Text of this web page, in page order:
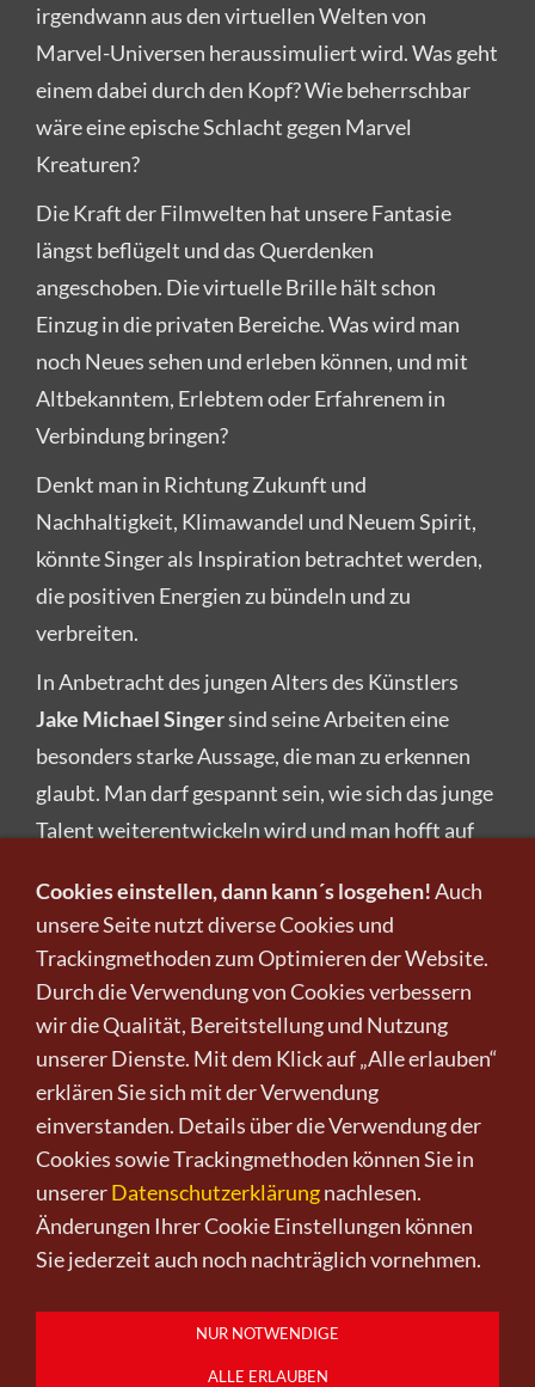
irgendwann aus den virtuellen Welten von
Marvel-Universen heraussimuliert wird. Was geht
einem dabei durch den Kopf? Wie beherrschbar
wäre eine epische Schlacht gegen Marvel
Kreaturen?
Die Kraft der Filmwelten hat unsere Fantasie
längst beflügelt und das Querdenken
angeschoben. Die virtuelle Brille hält schon
Einzug in die privaten Bereiche. Was wird man
noch Neues sehen und erleben können, und mit
Altbekanntem, Erlebtem oder Erfahrenem in
Verbindung bringen?
Denkt man in Richtung Zukunft und
Nachhaltigkeit, Klimawandel und Neuem Spirit,
könnte Singer als Inspiration betrachtet werden,
die positiven Energien zu bündeln und zu
verbreiten.
In Anbetracht des jungen Alters des Künstlers
Jake Michael Singersind seine Arbeiten eine
besonders starke Aussage, die man zu erkennen
glaubt. Man darf gespannt sein, wie sich das junge
Talent weiterentwickeln wird und man hofft auf
future“, die das Gute fokussiert. Wie die Idee eines
Tomas Saraceno,welche der Natur neue
Möglichkeiten eröffnet, durch die nicht nur dem
Menschen als Art das Überleben auf diesem
Planeten gesichert werden.
To be continued.
ImpressumAGBWiderruf
D-64625 Bensheim
Cookies einstellen, dann kann´s losgehen!Auch
unsere Seite nutzt diverse Cookies und
Trackingmethoden zum Optimieren der Website.
Durch die Verwendung von Cookies verbessern
wir die Qualität, Bereitstellung und Nutzung
unserer Dienste. Mit dem Klick auf „Alle erlauben“
erklären Sie sich mit der Verwendung
einverstanden. Details über die Verwendung der
Cookies sowie Trackingmethoden können Sie in
unsererDatenschutzerklärungnachlesen.
Änderungen Ihrer Cookie Einstellungen können
Sie jederzeit auch noch nachträglich vornehmen.
NUR NOTWENDIGE
ALLE ERLAUBEN